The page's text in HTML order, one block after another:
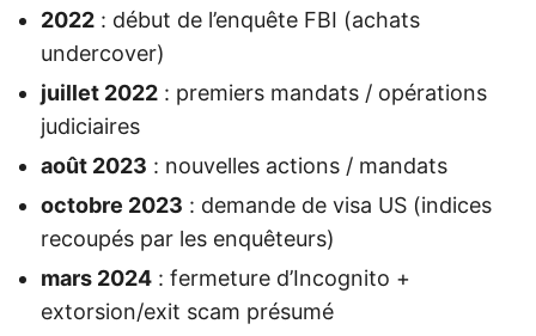
2022 : début de l’enquête FBI (achats
undercover)
juillet 2022 : premiers mandats / opérations
judiciaires
août 2023 : nouvelles actions / mandats
octobre 2023 : demande de visa US (indices
recoupés par les enquêteurs)
mars 2024 : fermeture d’Incognito +
extorsion/exit scam présumé